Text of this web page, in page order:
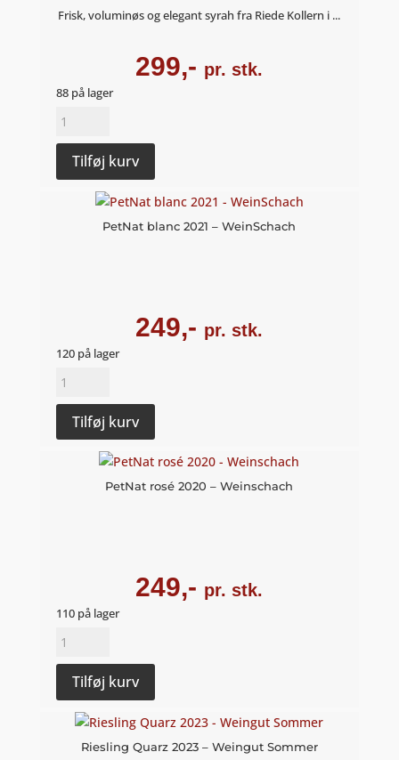
Frisk, voluminøs og elegant syrah fra Riede Kollern i ...
299,- pr. stk.
88 på lager
Syrah
2020
–
RauSchnitt
Tilføj kurv
PetNat blanc 2021 – WeinSchach
249,- pr. stk.
120 på lager
PetNat
2021
-
WeinSchach
Tilføj kurv
PetNat rosé 2020 – Weinschach
249,- pr. stk.
110 på lager
PetNat
2020
-
Weinschach
antal
Tilføj kurv
Riesling Quarz 2023 – Weingut Sommer